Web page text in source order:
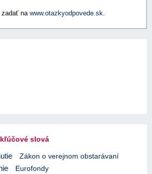
na www.otazkyodpovede.sk
slová
Zákon o verejnom obstarávaní
Eurofondy